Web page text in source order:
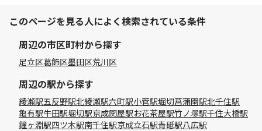
このページを見る人によく検索されている条件
周辺の市区町村から探す
足立区葛飾区墨田区荒川区
周辺の駅から探す
綾瀬駅五反野駅北綾瀬駅六町駅小菅駅堀切菖蒲園駅北千住駅
亀有駅牛田駅堀切駅京成関屋駅お花茶屋駅竹ノ塚駅千住大橋駅
鐘ヶ淵駅四ツ木駅南千住駅京成立石駅青砥駅八広駅